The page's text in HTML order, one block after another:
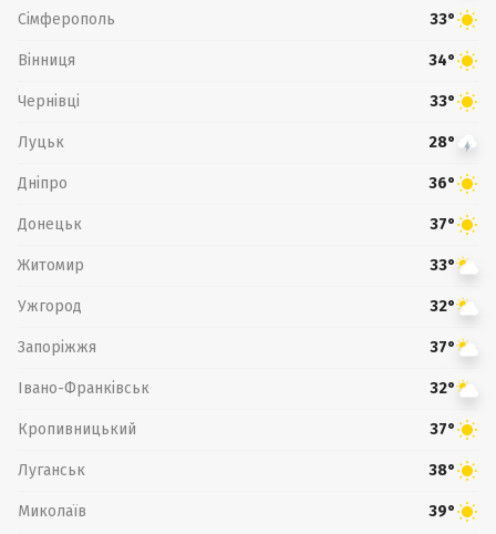
Сімферополь 33°
Вінниця 34°
Чернівці 33°
Луцьк 28°
Дніпро 36°
Донецьк 37°
Житомир 33°
Ужгород 32°
Запоріжжя 37°
Івано-Франківськ 32°
Кропивницький 37°
Луганськ 38°
Миколаїв 39°